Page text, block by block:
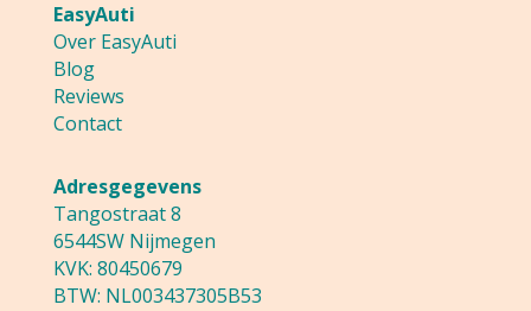
EasyAuti
Over EasyAuti
Blog
Reviews
Contact
Adresgegevens
Tangostraat 8
6544SW Nijmegen
KVK: 80450679
BTW: NL003437305B53